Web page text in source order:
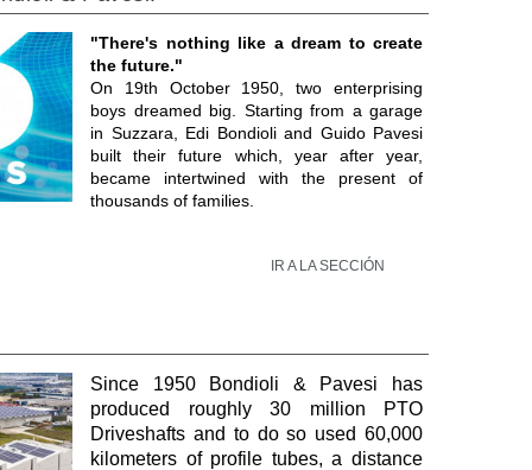
"There's nothing like a dream to create
the future."
On 19th October 1950, two enterprising
boys dreamed big. Starting from a garage
in Suzzara, Edi Bondioli and Guido Pavesi
built their future which, year after year,
became intertwined with the present of
thousands of families.
IR A LA SECCIÓN
Since 1950 Bondioli & Pavesi has
produced roughly 30 million PTO
Driveshafts and to do so used 60,000
kilometers of profile tubes, a distance